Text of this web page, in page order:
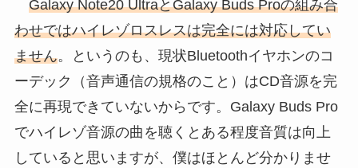
Galaxy Note20 UltraとGalaxy Buds Proの組み合
わせではハイレゾロスレスは完全には対応してい
ません。というのも、現状Bluetoothイヤホンのコ
ーデック（音声通信の規格のこと）はCD音源を完
全に再現できていないからです。Galaxy Buds Pro
でハイレゾ音源の曲を聴くとある程度音質は向上
していると思いますが、僕はほとんど分かりませ